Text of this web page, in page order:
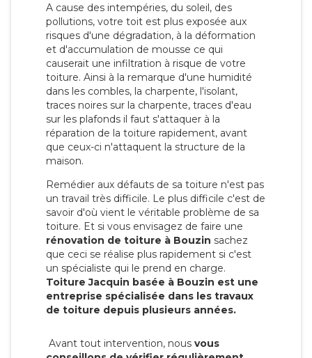
A cause des intempéries, du soleil, des
pollutions, votre toit est plus exposée aux
risques d'une dégradation, à la déformation
et d'accumulation de mousse ce qui
causerait une infiltration à risque de votre
toiture. Ainsi à la remarque d'une humidité
dans les combles, la charpente, l'isolant,
traces noires sur la charpente, traces d'eau
sur les plafonds il faut s'attaquer à la
réparation de la toiture rapidement, avant
que ceux-ci n'attaquent la structure de la
maison.
Remédier aux défauts de sa toiture n'est pas
un travail très difficile. Le plus difficile c'est de
savoir d'où vient le véritable problème de sa
toiture. Et si vous envisagez de faire une
rénovation de toiture à Bouzin sachez
que ceci se réalise plus rapidement si c'est
un spécialiste qui le prend en charge.
Toiture Jacquin basée à Bouzin est une
entreprise spécialisée dans les travaux
de toiture depuis plusieurs années.
Avant tout intervention, nous vous